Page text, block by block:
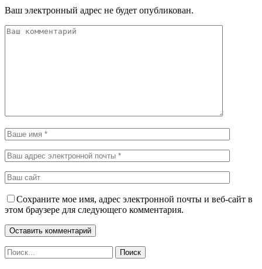
Ваш электронный адрес не будет опубликован.
Сохраните мое имя, адрес электронной почты и веб-сайт в
этом браузере для следующего комментария.